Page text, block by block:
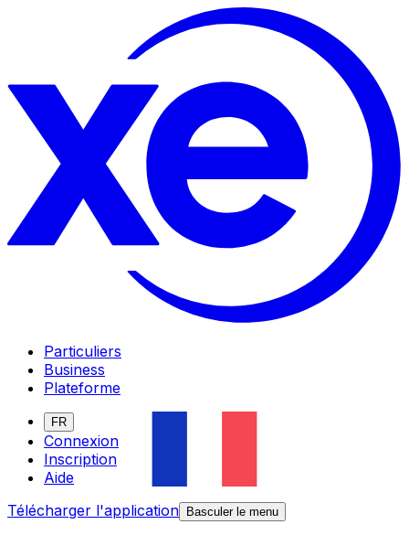
Particuliers
Business
Plateforme
FR
Connexion
Inscription
Aide
Télécharger l'application
Basculer le menu